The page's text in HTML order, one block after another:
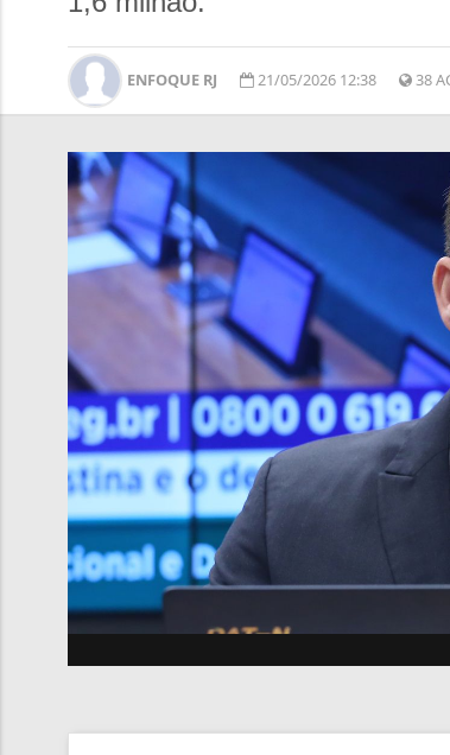
ENFOQUE RJ 21/05/2026 12:38 38